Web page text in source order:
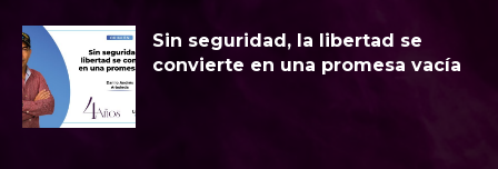
Sin seguridad, la libertad se
convierte en una promesa vacía